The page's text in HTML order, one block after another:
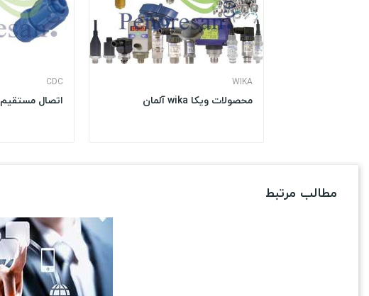
CDC
اتصال مستقیم CDC
WIKA
محصولات ویکا wika آلمان
مطالب مرتبط